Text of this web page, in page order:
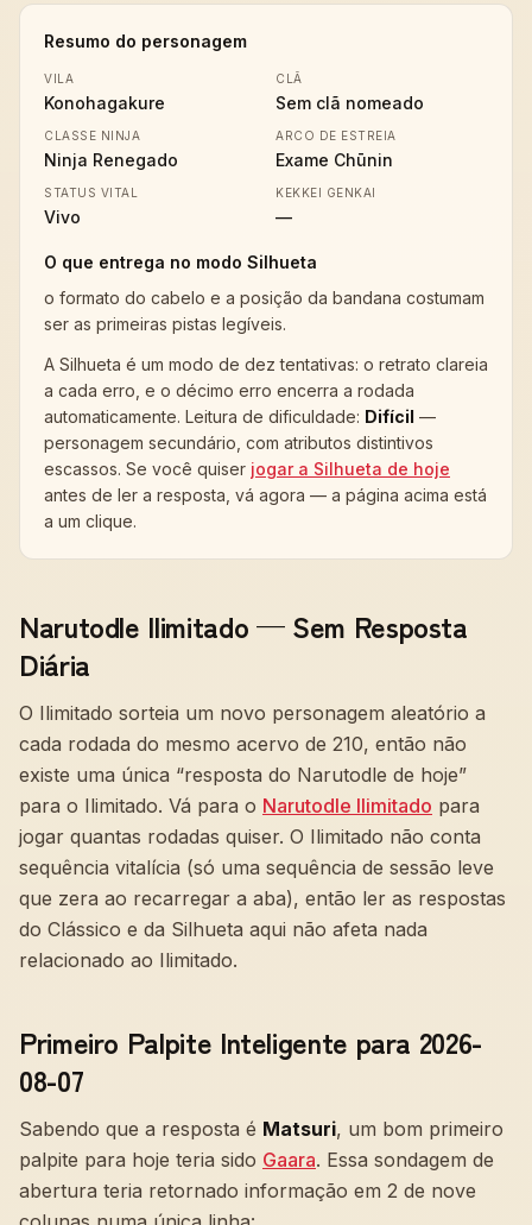
Resumo do personagem
VILA
Konohagakure
CLÃ
Sem clã nomeado
CLASSE NINJA
Ninja Renegado
ARCO DE ESTREIA
Exame Chūnin
STATUS VITAL
Vivo
KEKKEI GENKAI
—
O que entrega no modo Silhueta
o formato do cabelo e a posição da bandana costumam
ser as primeiras pistas legíveis.
A Silhueta é um modo de dez tentativas: o retrato clareia
a cada erro, e o décimo erro encerra a rodada
automaticamente. Leitura de dificuldade: Difícil —
personagem secundário, com atributos distintivos
escassos. Se você quiser jogar a Silhueta de hoje
antes de ler a resposta, vá agora — a página acima está
a um clique.
Narutodle Ilimitado — Sem Resposta
Diária
O Ilimitado sorteia um novo personagem aleatório a
cada rodada do mesmo acervo de 210, então não
existe uma única “resposta do Narutodle de hoje”
para o Ilimitado. Vá para o Narutodle Ilimitado para
jogar quantas rodadas quiser. O Ilimitado não conta
sequência vitalícia (só uma sequência de sessão leve
que zera ao recarregar a aba), então ler as respostas
do Clássico e da Silhueta aqui não afeta nada
relacionado ao Ilimitado.
Primeiro Palpite Inteligente para 2026-
08-07
Sabendo que a resposta é Matsuri, um bom primeiro
palpite para hoje teria sido Gaara. Essa sondagem de
abertura teria retornado informação em 2 de nove